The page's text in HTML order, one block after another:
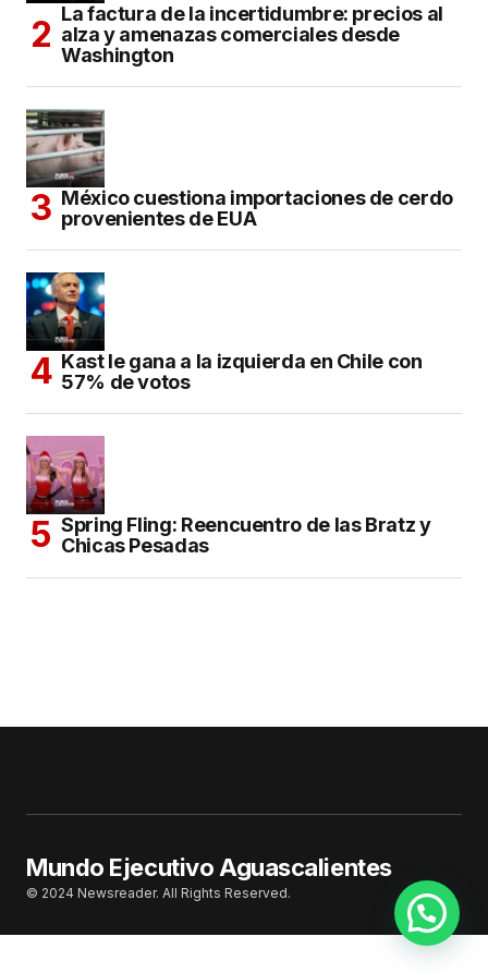
La factura de la incertidumbre: precios al
alza y amenazas comerciales desde
Washington
México cuestiona importaciones de cerdo
provenientes de EUA
Kast le gana a la izquierda en Chile con
57% de votos
Spring Fling: Reencuentro de las Bratz y
Chicas Pesadas
Mundo Ejecutivo Aguascalientes
© 2024 Newsreader. All Rights Reserved.